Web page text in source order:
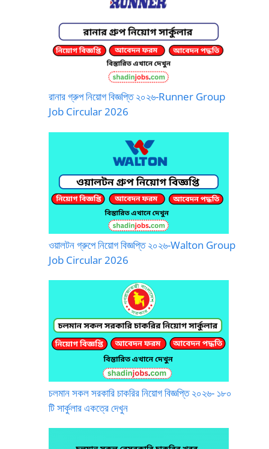
রানার গ্রুপ নিয়োগ বিজ্ঞপ্তি ২০২৬-Runner Group
Job Circular 2026
ওয়ালটন গ্রুপে নিয়োগ বিজ্ঞপ্তি ২০২৬-Walton Group
Job Circular 2026
চলমান সকল সরকারি চাকরির নিয়োগ বিজ্ঞপ্তি ২০২৬- ১৮০
টি সার্কুলার একত্রে দেখুন